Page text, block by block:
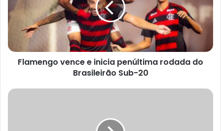
Flamengo vence e inicia penúltima rodada do
Brasileirão Sub-20